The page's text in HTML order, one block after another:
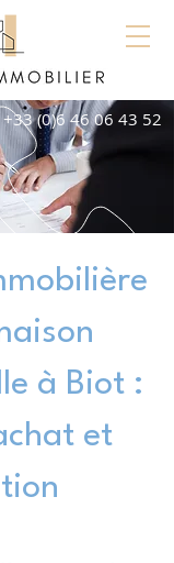
+33 (0)6 46 06 43 52
à Biot :
et